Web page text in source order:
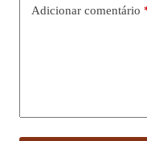
Adicionar comentário